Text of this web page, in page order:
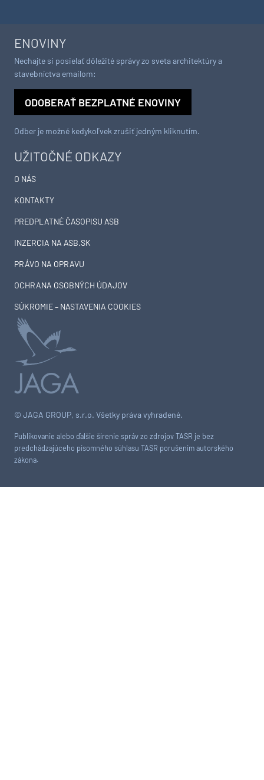
© JAGA GROUP, s.r.o. Všetky práva vyhradené.
Publikovanie alebo ďalšie šírenie správ zo zdrojov TASR je bez
predchádzajúceho písomného súhlasu TASR porušením autorského
zákona.
UŽITOČNÉ ODKAZY
O NÁS
KONTAKTY
PREDPLATNÉ ČASOPISU ASB
INZERCIA NA ASB.SK
PRÁVO NA OPRAVU
OCHRANA OSOBNÝCH ÚDAJOV
SÚKROMIE – NASTAVENIA COOKIES
ENOVINY
Nechajte si posielať dôležité správy zo sveta architektúry a
stavebníctva emailom:
ODOBERAŤ BEZPLATNÉ ENOVINY
Odber je možné kedykoľvek zrušiť jedným kliknutím.